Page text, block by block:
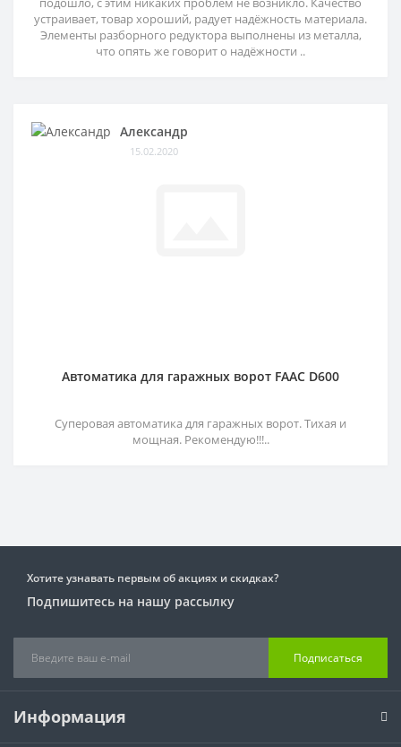
устраивает, товар хороший, радует надёжность материала.
Элементы разборного редуктора выполнены из металла,
что опять же говорит о надёжности ..
Александр
15.02.2020
Автоматика для гаражных ворот FAAC D600
Суперовая автоматика для гаражных ворот. Тихая и
мощная. Рекомендую!!!..
Хотите узнавать первым об акциях и скидках?
Подпишитесь на нашу рассылку
Подписаться
Информация